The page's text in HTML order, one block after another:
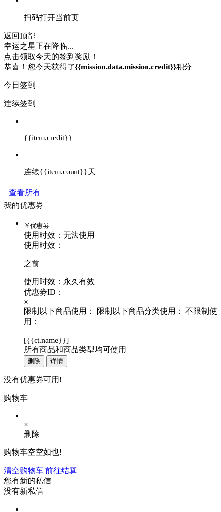
扫码打开当前页
返回顶部
幸运之星正在降临...
点击领取今天的签到奖励！
恭喜！您今天获得了{{mission.data.mission.credit}}积分
今日签到
连续签到
{{item.credit}}
连续{{item.count}}天
查看所有
我的优惠劵
￥ 优惠劵
使用时效： 无法使用
使用时效：
之前
使用时效：永久有效
优惠劵ID：
×
限制以下商品使用：
限制以下商品分类使用：
不限制使
用：
[{{ct.name}}]
所有商品和商品类型均可使用
删除 详情
没有优惠劵可用!
购物车
×
删除
购物车空空如也!
清空购物车 前往结算
您有新的私信
没有新私信